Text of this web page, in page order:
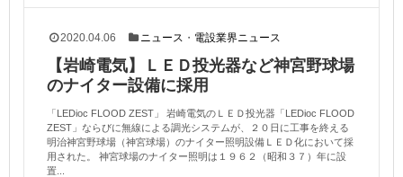
2020.04.06 ニュース ・ 電設業界ニュース
【岩崎電気】ＬＥＤ投光器など神宮野球場
のナイター設備に採用
「LEDioc FLOOD ZEST」 岩崎電気のＬＥＤ投光器「LEDioc FLOOD
ZEST」ならびに無線による調光システムが、２０日に工事を終える
明治神宮野球場（神宮球場）のナイター照明設備ＬＥＤ化において採
用された。 神宮球場のナイター照明は１９６２（昭和３７）年に設
置...